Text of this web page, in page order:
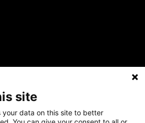
site
your data on this site to better